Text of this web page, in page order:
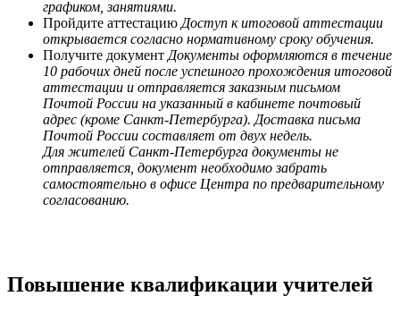
графиком, занятиями.
Пройдите аттестацию Доступ к итоговой аттестации
открывается согласно нормативному сроку обучения.
Получите документ Документы оформляются в течение
10 рабочих дней после успешного прохождения итоговой
аттестации и отправляется заказным письмом
Почтой России на указанный в кабинете почтовый
адрес (кроме Санкт-Петербурга). Доставка письма
Почтой России составляет от двух недель.
Для жителей Санкт-Петербурга документы не
отправляется, документ необходимо забрать
самостоятельно в офисе Центра по предварительному
согласованию.
Повышение квалификации учителей